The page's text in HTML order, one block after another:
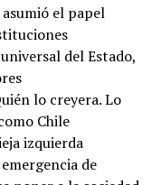
el papel
del Estado,
lo creyera. Lo
Chile
izquierda
de